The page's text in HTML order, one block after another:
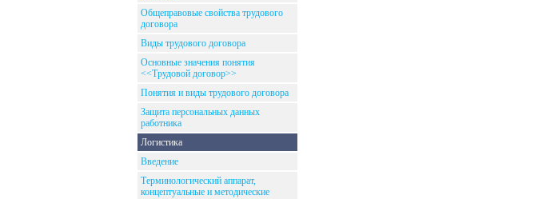
Общеправовые свойства трудового
договора
Виды трудового договора
Основные значения понятия
<<Трудовой договор>>
Понятия и виды трудового договора
Защита персональных данных
работника
Логистика
Введение
Терминологический аппарат,
концептуальные и методические